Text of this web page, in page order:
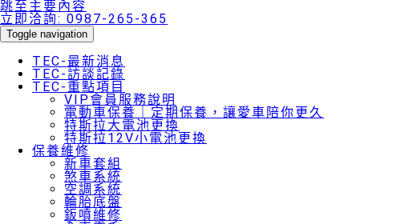
跳至主要內容
立即洽詢: 0987-265-365
Toggle navigation
TEC-最新消息
TEC-訪談記錄
TEC-重點項目
VIP會員服務說明
電動車保養｜定期保養，讓愛車陪你更久
特斯拉大電池更換
特斯拉12V小電池更換
保養維修
新車套組
煞車系統
空調系統
輪胎底盤
鈑噴維修